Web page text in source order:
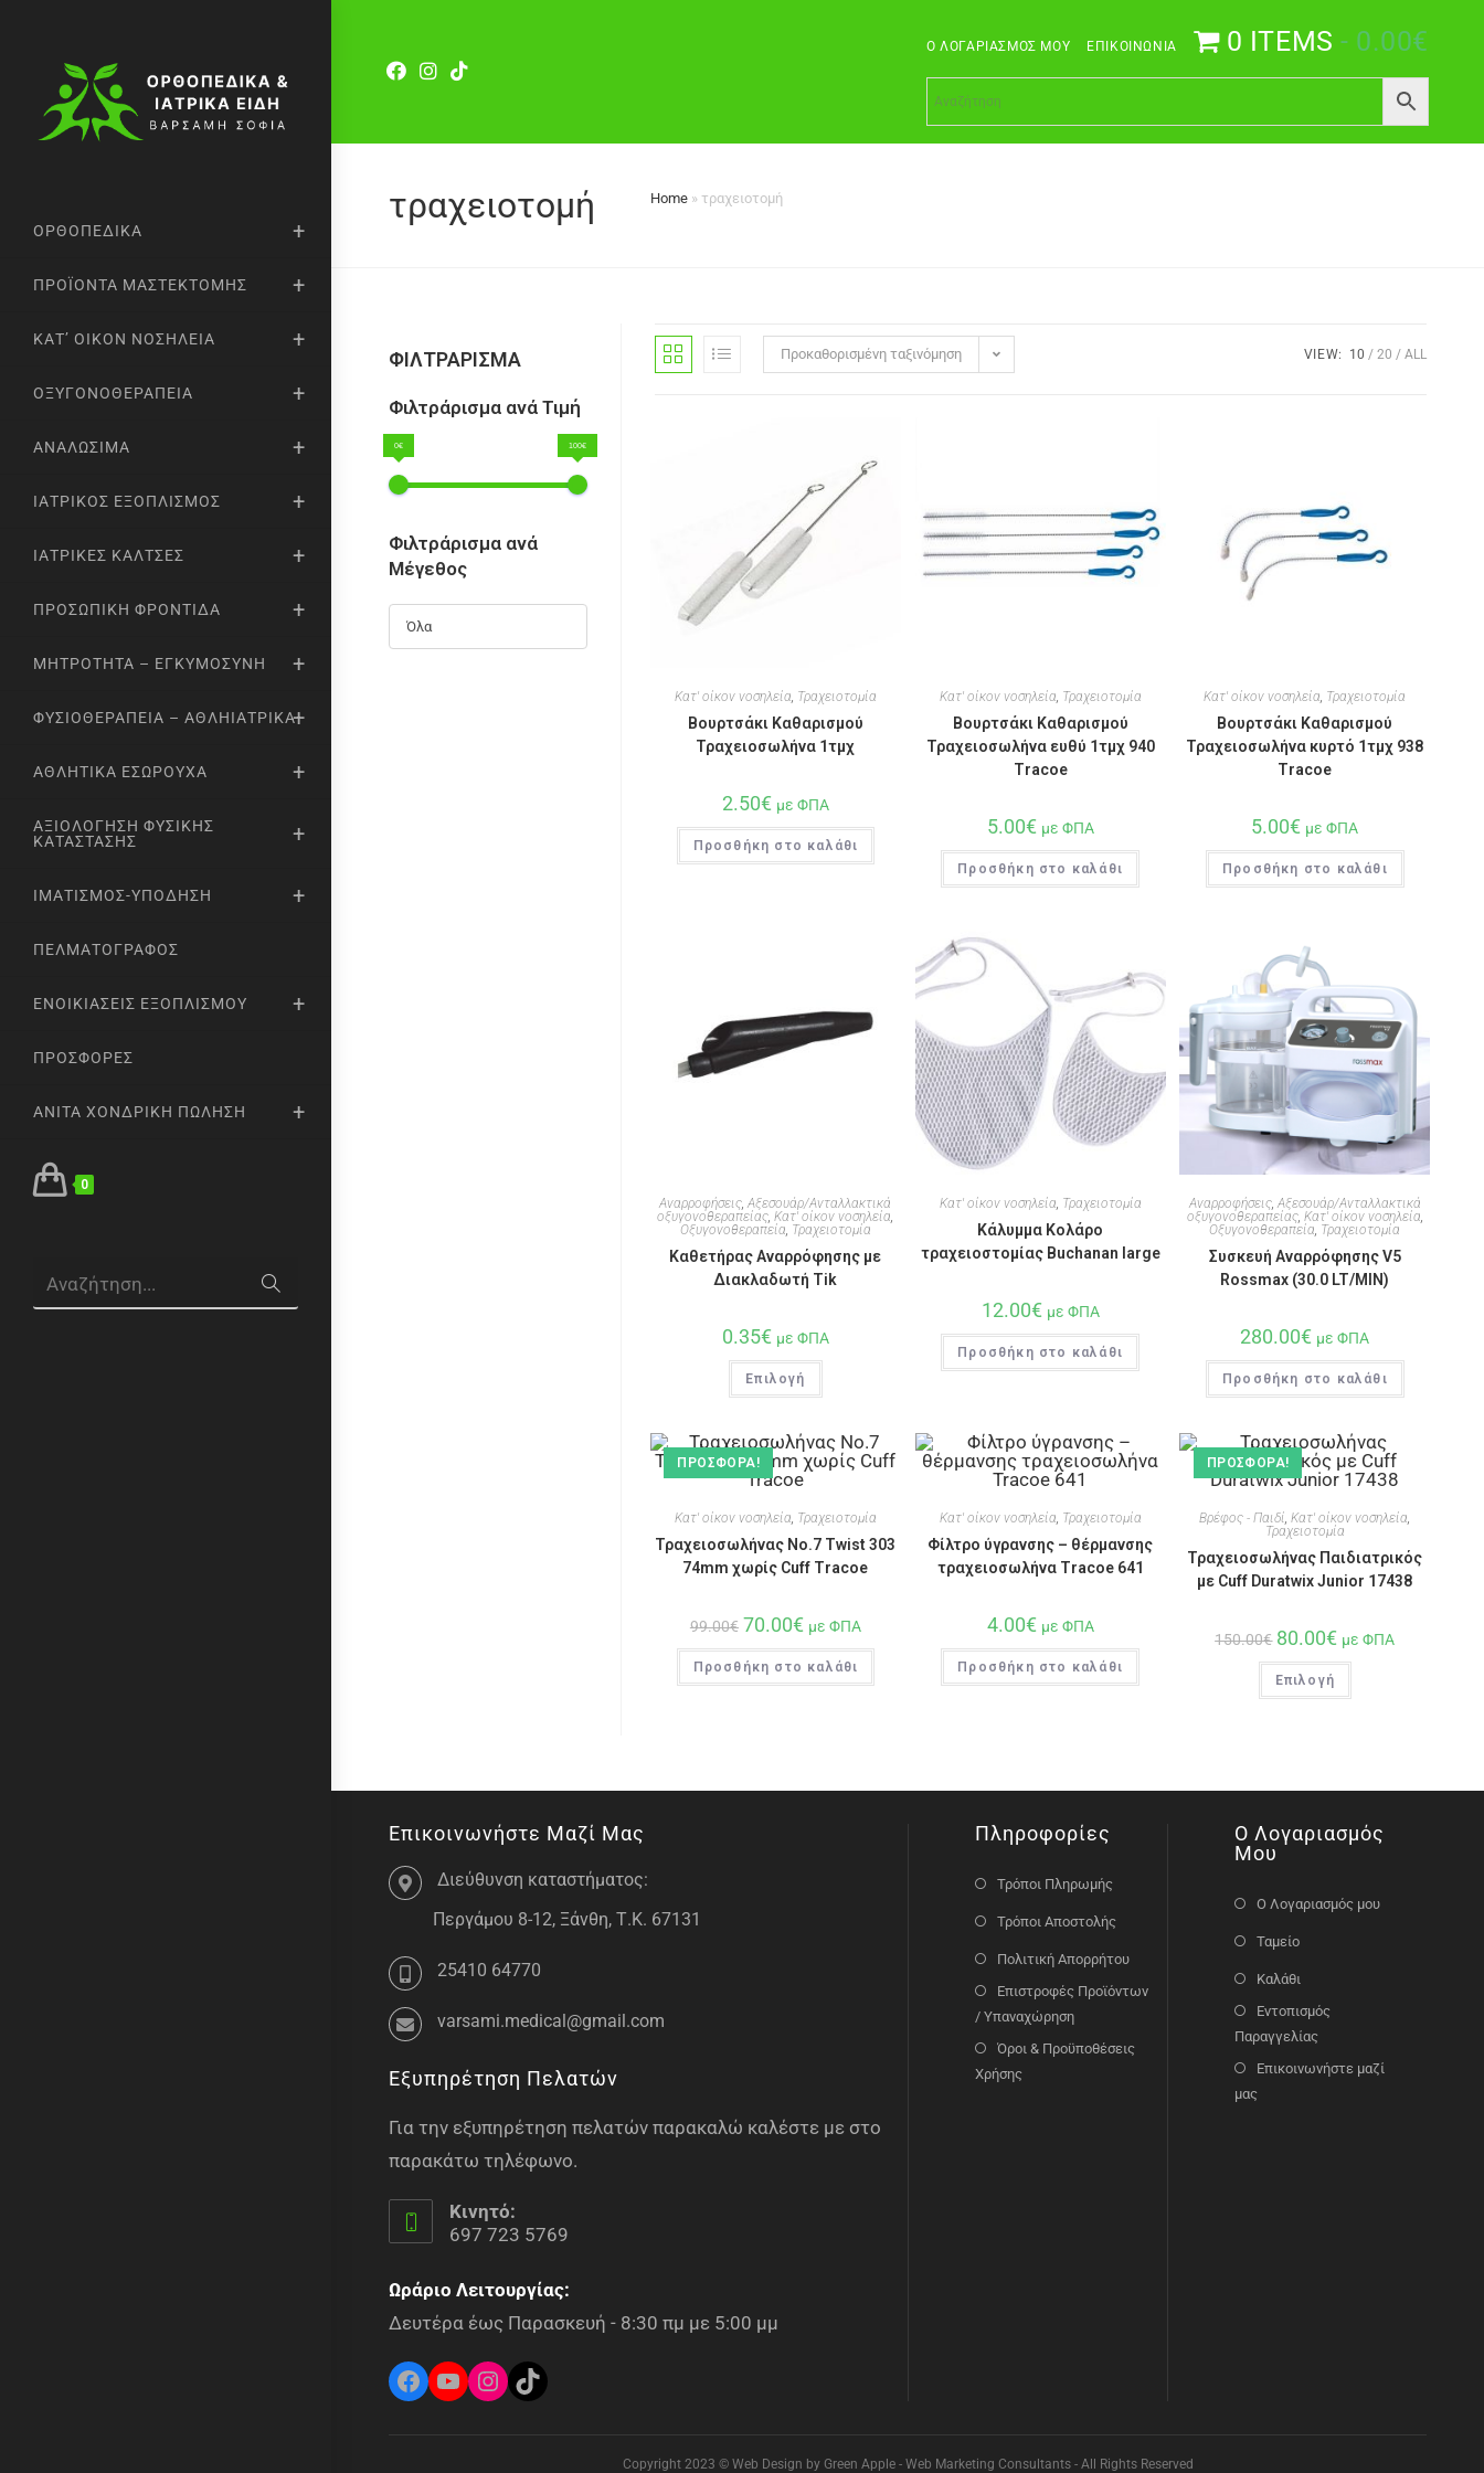
Ο ΛΟΓΑΡΙΑΣΜΌΣ ΜΟΥ ΕΠΙΚΟΙΝΩΝΊΑ 0 ITEMS 0.00€
ΟΡΘΟΠΕΔΙΚΆ
ΠΡΟΪΌΝΤΑ ΜΑΣΤΕΚΤΟΜΉΣ
ΚΑΤ’ ΟΊΚΟΝ ΝΟΣΗΛΕΊΑ
ΟΞΥΓΟΝΟΘΕΡΑΠΕΊΑ
ΑΝΑΛΏΣΙΜΑ
ΙΑΤΡΙΚΌΣ ΕΞΟΠΛΙΣΜΌΣ
ΙΑΤΡΙΚΈΣ ΚΆΛΤΣΕΣ
ΠΡΟΣΩΠΙΚΉ ΦΡΟΝΤΊΔΑ
ΜΗΤΡΌΤΗΤΑ – ΕΓΚΥΜΟΣΎΝΗ
ΦΥΣΙΟΘΕΡΑΠΕΊΑ – ΑΘΛΗΙΑΤΡΙΚΆ
ΑΘΛΗΤΙΚΆ ΕΣΏΡΟΥΧΑ
ΑΞΙΟΛΌΓΗΣΗ ΦΥΣΙΚΉΣ
ΚΑΤΆΣΤΑΣΗΣ
ΙΜΑΤΙΣΜΌΣ-ΥΠΌΔΗΣΗ
ΠΕΛΜΑΤΟΓΡΆΦΟΣ
ΕΝΟΙΚΙΆΣΕΙΣ ΕΞΟΠΛΙΣΜΟΎ
ΠΡΟΣΦΟΡΈΣ
ANITA ΧΟΝΔΡΙΚΉ ΠΏΛΗΣΗ
0
Αναζήτηση...
τραχειοτομή Home »τραχειοτομή
ΦΙΛΤΡΑΡΙΣΜΑ
Φιλτράρισμα ανά Τιμή
0€ 100€
Φιλτράρισμα ανά
Μέγεθος
Όλα
Προκαθορισμένη ταξινόμηση VIEW: 10 20 ALL
Κατ' οίκον νοσηλεία, Τραχειοτομία
Βουρτσάκι Καθαρισμού
Τραχειοσωλήνα 1τμχ
2.50€ με ΦΠΑ
Προσθήκη στο καλάθι
Κατ' οίκον νοσηλεία, Τραχειοτομία
Βουρτσάκι Καθαρισμού
Τραχειοσωλήνα ευθύ 1τμχ 940
Tracoe
5.00€ με ΦΠΑ
Προσθήκη στο καλάθι
Κατ' οίκον νοσηλεία, Τραχειοτομία
Βουρτσάκι Καθαρισμού
Τραχειοσωλήνα κυρτό 1τμχ 938
Tracoe
5.00€ με ΦΠΑ
Προσθήκη στο καλάθι
Αναρροφήσεις,Αξεσουάρ/Ανταλλακτικά
οξυγονοθεραπείας,Κατ' οίκον νοσηλεία,
Οξυγονοθεραπεία, Τραχειοτομία
Καθετήρας Αναρρόφησης με
Διακλαδωτή Tik
0.35€ με ΦΠΑ
Επιλογή
Κατ' οίκον νοσηλεία, Τραχειοτομία
Κάλυμμα Κολάρο
τραχειοστομίας Buchanan large
12.00€ με ΦΠΑ
Προσθήκη στο καλάθι
Αναρροφήσεις, Αξεσουάρ/Ανταλλακτικά
οξυγονοθεραπείας, Κατ' οίκον νοσηλεία,
Οξυγονοθεραπεία, Τραχειοτομία
Συσκευή Αναρρόφησης V5
Rossmax (30.0 LT/MIN)
280.00€ με ΦΠΑ
Προσθήκη στο καλάθι
ΠΡΟΣΦΟΡΆ!
Κατ' οίκον νοσηλεία, Τραχειοτομία
Τραχειοσωλήνας No.7 Twist 303
74mm χωρίς Cuff Tracoe
99.00€ 70.00€ με ΦΠΑ
Προσθήκη στο καλάθι
Κατ' οίκον νοσηλεία, Τραχειοτομία
Φίλτρο ύγρανσης – θέρμανσης
τραχειοσωλήνα Tracoe 641
4.00€ με ΦΠΑ
Προσθήκη στο καλάθι
ΠΡΟΣΦΟΡΆ!
Βρέφος - Παιδί,Κατ' οίκον νοσηλεία,
Τραχειοτομία
Τραχειοσωλήνας Παιδιατρικός
με Cuff Duratwix Junior 17438
150.00€ 80.00€ με ΦΠΑ
Επιλογή
Επικοινωνήστε Μαζί Μας
Διεύθυνση καταστήματος:
Περγάμου 8-12, Ξάνθη, Τ.Κ. 67131
25410 64770
varsami.medical@gmail.com
Εξυπηρέτηση Πελατών
Για την εξυπηρέτηση πελατών παρακαλώ καλέστε με στο
παρακάτω τηλέφωνο.
Κινητό:
697 723 5769
Ωράριο Λειτουργίας:
Δευτέρα έως Παρασκευή - 8:30 πμ με 5:00 μμ
Πληροφορίες
Τρόποι Πληρωμής
Τρόποι Αποστολής
Πολιτική Απορρήτου
Επιστροφές Προϊόντων
/ Υπαναχώρηση
Όροι & Προϋποθέσεις
Χρήσης
Ο Λογαριασμός
Μου
Ο Λογαριασμός μου
Ταμείο
Καλάθι
Εντοπισμός
Παραγγελίας
Επικοινωνήστε μαζί
μας
Copyright 2023 © Web Design by Green Apple - Web Marketing Consultants - All Rights Reserved